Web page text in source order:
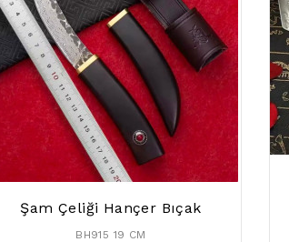
Şam Çeliği Hançer Bıçak
BH915 19 CM